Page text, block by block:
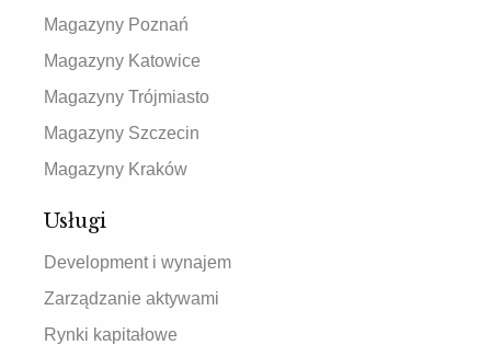
Magazyny Poznań
Magazyny Katowice
Magazyny Trójmiasto
Magazyny Szczecin
Magazyny Kraków
Usługi
Development i wynajem
Zarządzanie aktywami
Rynki kapitałowe